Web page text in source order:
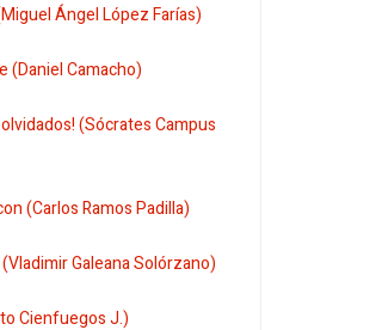
Ángel López Farías)
(Daniel Camacho)
(Sócrates Campus
(Carlos Ramos Padilla)
Galeana Solórzano)
Cienfuegos J.)